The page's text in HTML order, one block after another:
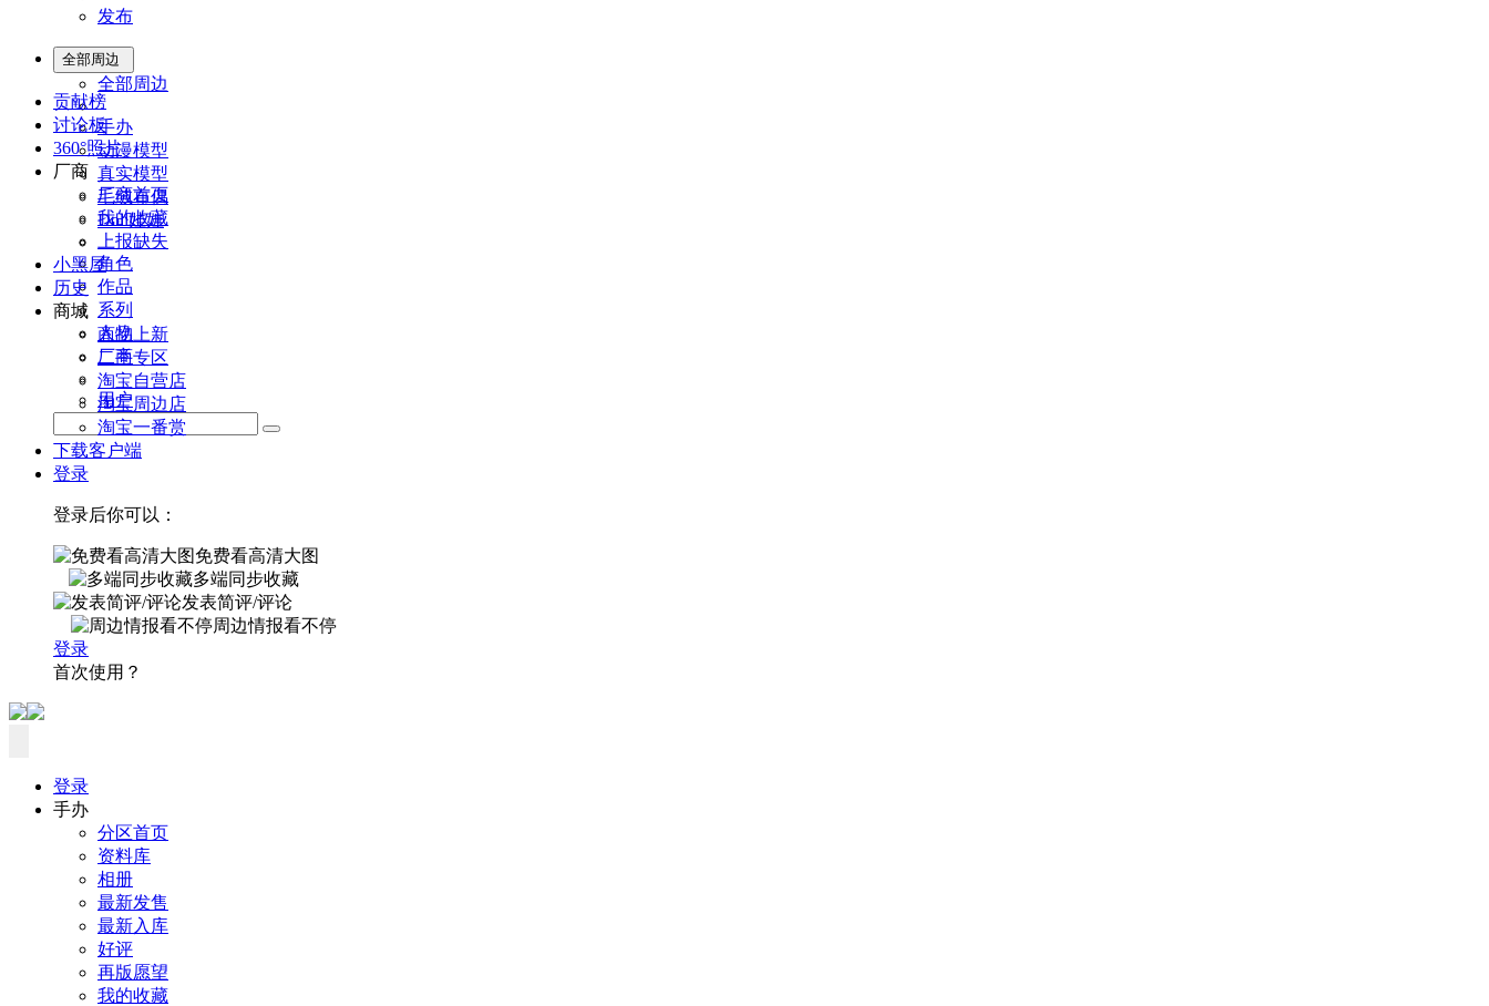
发布
全部周边
全部周边
手办
动漫模型
真实模型
毛绒布偶
Doll娃娃
角色
作品
系列
人物
厂商
用户
贡献榜
讨论板
360°照片
厂商
厂商首页
我的收藏
上报缺失
小黑屋
历史
商城
商品上新
二手专区
淘宝自营店
淘宝周边店
淘宝一番赏
下载客户端
登录
登录后你可以：
免费看高清大图
多端同步收藏
发表简评/评论
周边情报看不停
登录
首次使用？
登录
手办
分区首页
资料库
相册
最新发售
最新入库
好评
再版愿望
我的收藏